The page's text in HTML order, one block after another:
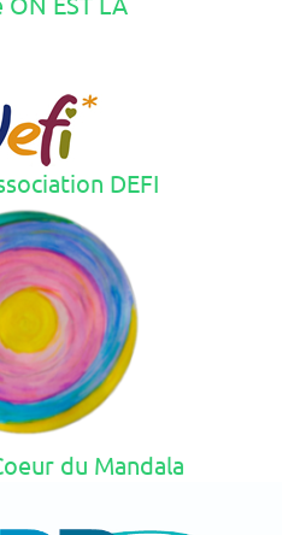
DEFI
du Mandala